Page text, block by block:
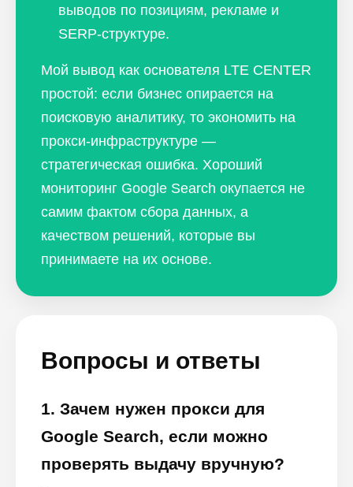
выводов по позициям, рекламе и
SERP-структуре.
Мой вывод как основателя LTE CENTER
простой: если бизнес опирается на
поисковую аналитику, то экономить на
прокси-инфраструктуре —
стратегическая ошибка. Хороший
мониторинг Google Search окупается не
самим фактом сбора данных, а
качеством решений, которые вы
принимаете на их основе.
Вопросы и ответы
1. Зачем нужен прокси для
Google Search, если можно
проверять выдачу вручную?